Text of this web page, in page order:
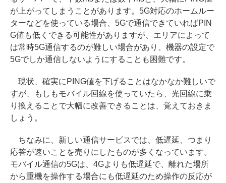
が上がってしまうことがあります。5G対応のホームルー
ターなどを使っている場合、5Gで通信できていればPIN
G値も低くできる可能性がありますが、エリアによって
は常時5G通信するのが難しい場合があり、機器の設定で
5Gでしか通信しないようにすることも困難です。
現状、確実にPING値を下げることはなかなか難しいで
すが、もしもモバイル回線を使っていたら、光回線に乗
り換えることで大幅に改善できることは、覚えておきま
しょう。
ちなみに、新しい通信サービスでは、低遅延、つまり
応答が速いことを売りにしたものが多くなっています。
モバイル通信の5Gは、4Gよりも低遅延で、離れた場所
から重機を操作する場合にも低遅延のため操作の反応が